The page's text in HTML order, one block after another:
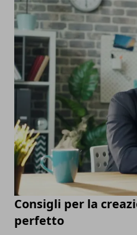
Consigli per la
perfetto